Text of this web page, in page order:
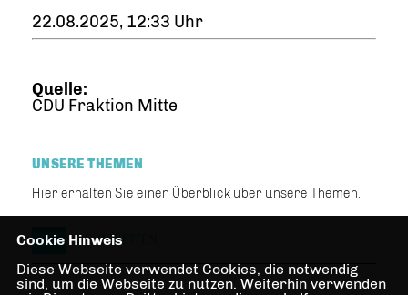
22.08.2025, 12:33 Uhr
Quelle:
CDU Fraktion Mitte
UNSERE THEMEN
Hier erhalten Sie einen Überblick über unsere Themen.
NEUIGKEITEN
Cookie Hinweis
Diese Webseite verwendet Cookies, die notwendig
sind, um die Webseite zu nutzen. Weiterhin verwenden